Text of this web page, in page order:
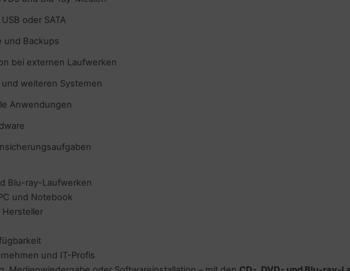
oder SATA
und Backups
bei externen Laufwerken
weiteren Systemen
Anwendungen
Blu-ray-Laufwerken
und Notebook
und IT-Profis